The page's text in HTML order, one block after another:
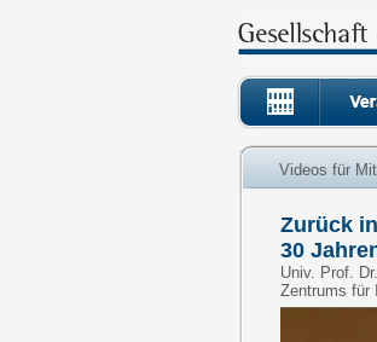
Videos für
Zurück
30
Univ. Prof.
Zentrums für